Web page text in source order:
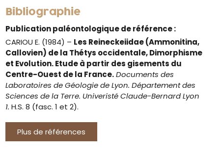
Bibliographie
Publication paléontologique de référence :
CARIOU E. (1984) – Les Reineckeiidae (Ammonitina,
Callovien) de la Thétys occidentale, Dimorphisme
et Evolution. Etude à partir des gisements du
Centre-Ouest de la France. Documents des
Laboratoires de Géologie de Lyon. Département des
Sciences de la Terre. Univeristé Claude-Bernard Lyon
1. H.S. 8 (fasc. 1 et 2).
Plus de références